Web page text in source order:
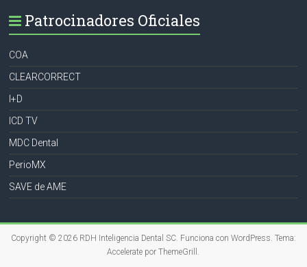
Patrocinadores Oficiales
COA
CLEARCORRECT
I+D
ICD TV
MDC Dental
PerioMX
SAVE de AME
Copyright © 2026 RDH Inteligencia Dental SC. Funciona con WordPress. Tema:
Accelerate porThemeGrill .